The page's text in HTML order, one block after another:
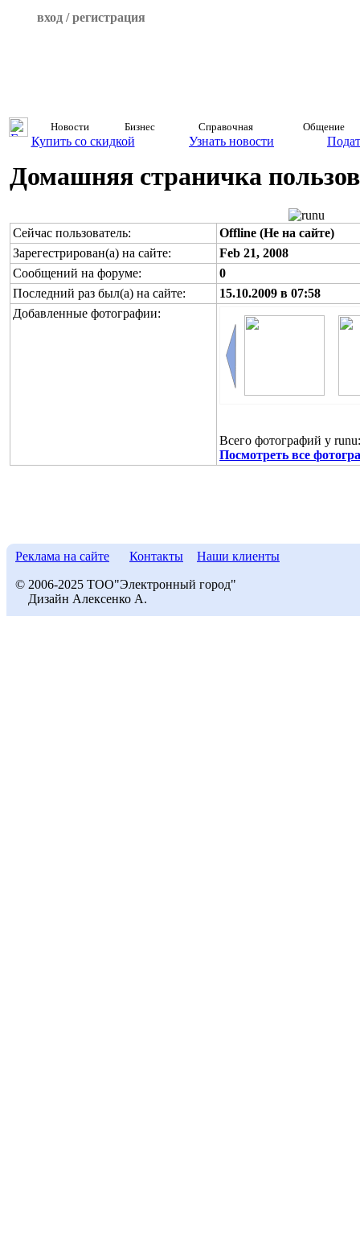
вход / регистрация
Новости Бизнес Справочная Общение
Купить со скидкой Узнать новости
Домашняя страничка
Сейчас пользователь:
Offline (Не на сайте)
Зарегестрирован(а) на сайте:
Feb 21, 2008
Сообщений на форуме:
0
Последний раз был(а) на сайте:
15.10.2009 в 07:58
Добавленные фотографии:
Всего фотографий у runu:
Посмотреть все
Реклама на сайте Контакты Наши клиенты
© 2006-2025 ТОО"Электронный город"
Дизайн Алексенко А.